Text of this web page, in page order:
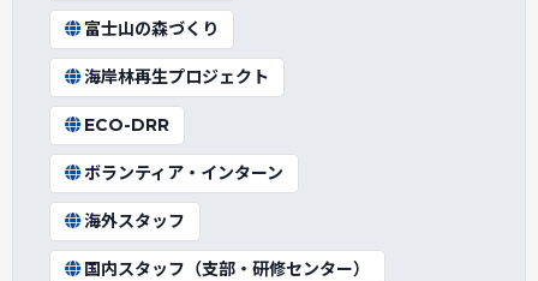
富士山の森づくり
海岸林再生プロジェクト
ECO-DRR
ボランティア・インターン
海外スタッフ
国内スタッフ（支部・研修センター）